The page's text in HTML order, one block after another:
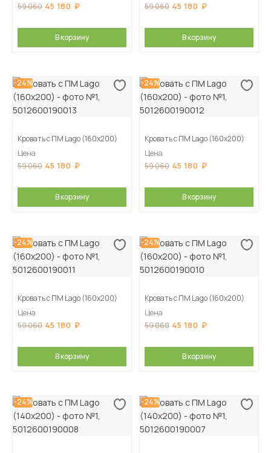
59 060 45 180
В корзину
59 060 45 180
В корзину
-24%
Кровать с ПМ Lago (160х200)
Цена
59 060 45 180
В корзину
-24%
Кровать с ПМ Lago (160х200)
Цена
59 060 45 180
В корзину
-24%
Кровать с ПМ Lago (160х200)
Цена
59 060 45 180
В корзину
-24%
Кровать с ПМ Lago (160х200)
Цена
59 060 45 180
В корзину
-24% -24%